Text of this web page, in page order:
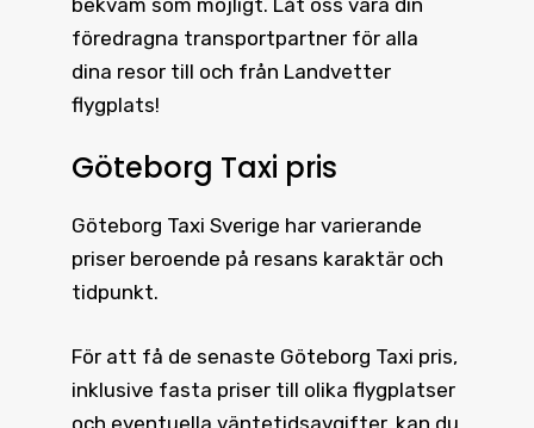
föredragna transportpartner för alla
dina resor till och från Landvetter
flygplats!
Göteborg Taxi pris
Göteborg Taxi Sverige har varierande
priser beroende på resans karaktär och
tidpunkt.
För att få de senaste Göteborg Taxi pris,
inklusive fasta priser till olika flygplatser
och eventuella väntetidsavgifter, kan du